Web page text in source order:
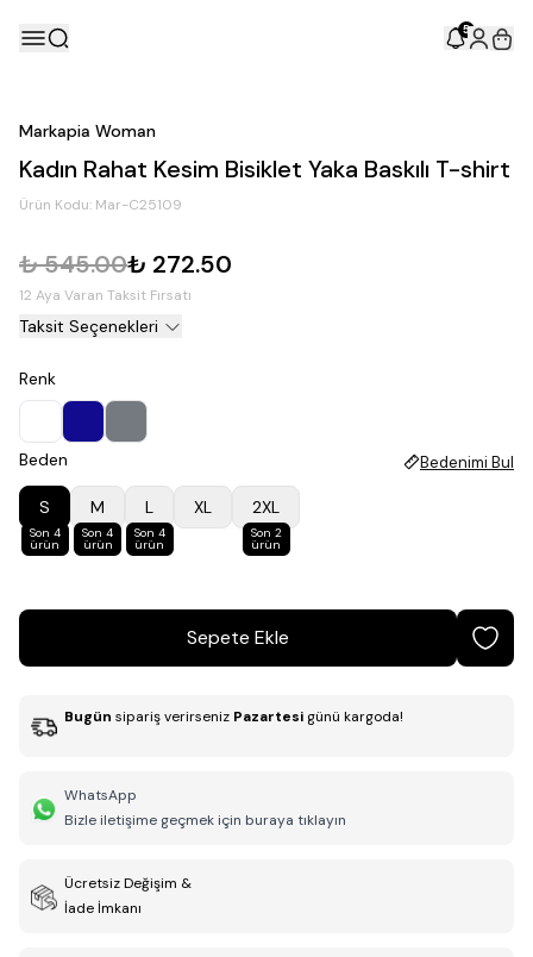
5
Markapia Woman
Kadın Rahat Kesim Bisiklet Yaka Baskılı T-shirt
Ürün Kodu: Mar-C25109
₺ 545.00₺ 272.50
12 Aya Varan Taksit Fırsatı
Taksit Seçenekleri
Renk
Beden Bedenimi Bul
S
Son 4
ürün
M
Son 4
ürün
L
Son 4
ürün
XL 2XL
Son 2
ürün
Sepete Ekle
Bugün sipariş verirseniz Pazartesi günü kargoda!
WhatsApp
Bizle iletişime geçmek için buraya tıklayın
Ücretsiz Değişim &
İade İmkanı